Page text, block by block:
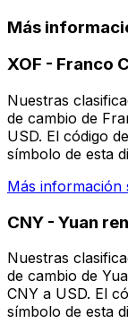
Más
XOF - Franco
Nuestras
de cambio de
USD. El código
símbolo de esta
Más información
CNY - Yuan
Nuestras
de cambio de
CNY a USD. El
símbolo de esta